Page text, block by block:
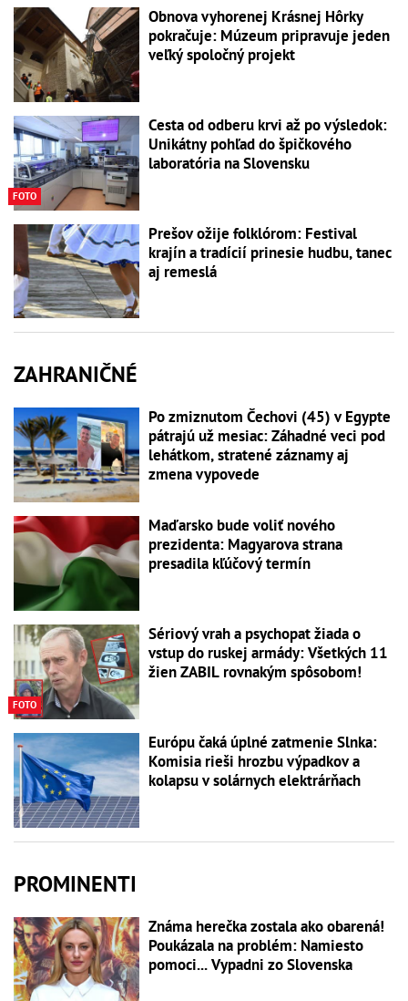
Obnova vyhorenej Krásnej Hôrky
pokračuje: Múzeum pripravuje jeden
veľký spoločný projekt
FOTO
Cesta od odberu krvi až po výsledok:
Unikátny pohľad do špičkového
laboratória na Slovensku
Prešov ožije folklórom: Festival
krajín a tradícií prinesie hudbu, tanec
aj remeslá
ZAHRANIČNÉ
Po zmiznutom Čechovi (45) v Egypte
pátrajú už mesiac: Záhadné veci pod
lehátkom, stratené záznamy aj
zmena vypovede
Maďarsko bude voliť nového
prezidenta: Magyarova strana
presadila kľúčový termín
FOTO
Sériový vrah a psychopat žiada o
vstup do ruskej armády: Všetkých 11
žien ZABIL rovnakým spôsobom!
Európu čaká úplné zatmenie Slnka:
Komisia rieši hrozbu výpadkov a
kolapsu v solárnych elektrárňach
PROMINENTI
Známa herečka zostala ako obarená!
Poukázala na problém: Namiesto
pomoci... Vypadni zo Slovenska